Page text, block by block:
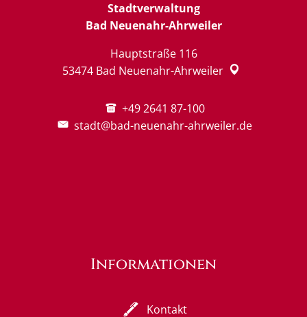
Stadtverwaltung
Bad Neuenahr-Ahrweiler
Hauptstraße 116
53474 Bad Neuenahr-Ahrweiler
+49 2641 87-100
stadt@bad-neuenahr-ahrweiler.de
Informationen
Kontakt